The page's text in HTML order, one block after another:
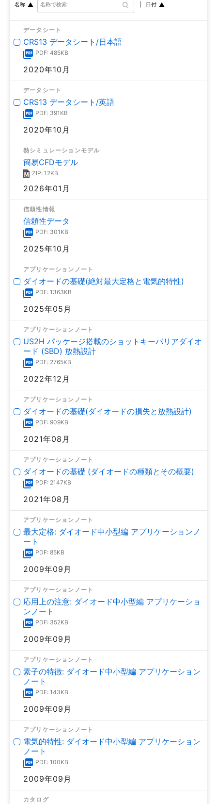
名称 日付
データシート
CRS13 データシート/日本語
PDF: 485KB
2020年10月
データシート
CRS13 データシート/英語
PDF: 391KB
2020年10月
熱シミュレーションモデル
簡易CFDモデル
ZIP: 12KB
2026年01月
信頼性情報
信頼性データ
PDF: 301KB
2025年10月
アプリケーションノート
ダイオードの基礎(絶対最大定格と電気的特性)
PDF: 1363KB
2025年05月
アプリケーションノート
US2H パッケージ搭載のショットキーバリアダイオ
ード (SBD) 放熱設計
PDF: 2765KB
2022年12月
アプリケーションノート
ダイオードの基礎(ダイオードの損失と放熱設計)
PDF: 909KB
2021年08月
アプリケーションノート
ダイオードの基礎 (ダイオードの種類とその概要)
PDF: 2147KB
2021年08月
アプリケーションノート
最大定格: ダイオード中小型編 アプリケーションノ
ート
PDF: 85KB
2009年09月
アプリケーションノート
応用上の注意: ダイオード中小型編 アプリケーショ
ンノート
PDF: 352KB
2009年09月
アプリケーションノート
素子の特徴: ダイオード中小型編 アプリケーション
ノート
PDF: 143KB
2009年09月
アプリケーションノート
電気的特性: ダイオード中小型編 アプリケーション
ノート
PDF: 100KB
2009年09月
カタログ